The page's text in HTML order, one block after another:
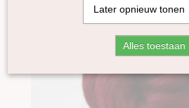
Later opnieuw tonen
Alles toestaan